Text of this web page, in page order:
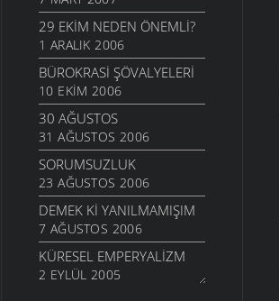
29 EKIM NEDEN ÖNEMLI?
1 ARALIK 2006
BÜROKRASI ŞÖVALYELERI
10 EKIM 2006
30 AĞUSTOS
31 AĞUSTOS 2006
SORUMSUZLUK
23 AĞUSTOS 2006
DEMEK KI YANILMAMIŞIM
7 AĞUSTOS 2006
KÜRESEL EMPERYALIZM
2 EYLÜL 2005